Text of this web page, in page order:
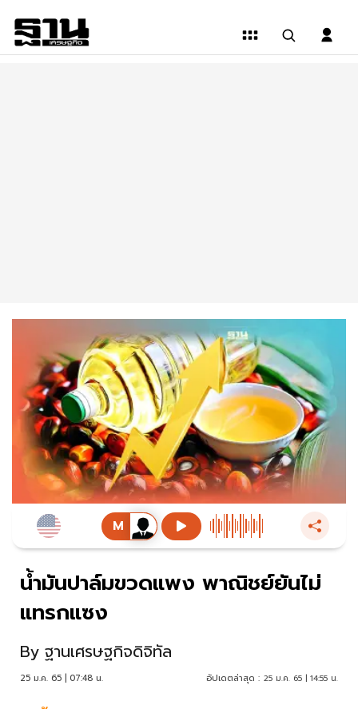
น้ำมันปาล์มขวดแพง พาณิชย์ยันไม่
แทรกแซง
By ฐานเศรษฐกิจดิจิทัล
25 ม.ค. 65 | 07:48 น. อัปเดตล่าสุด : 25 ม.ค. 65 | 14:55 น.